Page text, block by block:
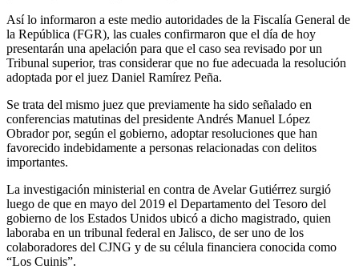
Whatsapp
Linkedin
Así lo informaron a este medio autoridades de la Fiscalía General de
la República (FGR), las cuales confirmaron que el día de hoy
presentarán una apelación para que el caso sea revisado por un
Tribunal superior, tras considerar que no fue adecuada la resolución
adoptada por el juez Daniel Ramírez Peña.
Se trata del mismo juez que previamente ha sido señalado en
conferencias matutinas del presidente Andrés Manuel López
Obrador por, según el gobierno, adoptar resoluciones que han
favorecido indebidamente a personas relacionadas con delitos
importantes.
La investigación ministerial en contra de Avelar Gutiérrez surgió
luego de que en mayo del 2019 el Departamento del Tesoro del
gobierno de los Estados Unidos ubicó a dicho magistrado, quien
laboraba en un tribunal federal en Jalisco, de ser uno de los
colaboradores del CJNG y de su célula financiera conocida como
“Los Cuinis”.